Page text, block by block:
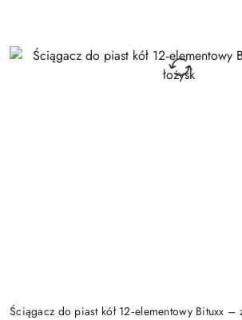
Ściągacz do piast kół 12‑elementowy Bituxx –